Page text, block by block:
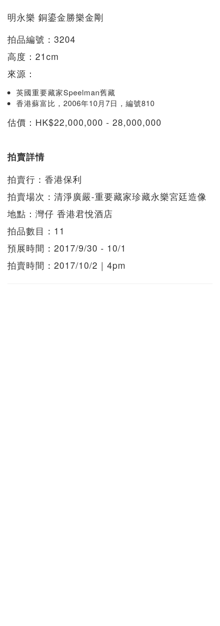
明永樂 銅鎏金勝樂金剛
拍品編號：3204
高度：21cm
來源：
英國重要藏家Speelman舊藏
香港蘇富比，2006年10月7日，編號810
估價：HK$22,000,000 - 28,000,000
拍賣詳情
拍賣行：香港保利
拍賣場次：清淨廣嚴-重要藏家珍藏永樂宮廷造像
地點：灣仔 香港君悅酒店
拍品數目：11
預展時間：2017/9/30 - 10/1
拍賣時間：2017/10/2｜4pm